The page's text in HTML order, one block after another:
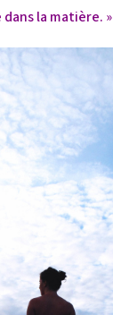
la matière. »